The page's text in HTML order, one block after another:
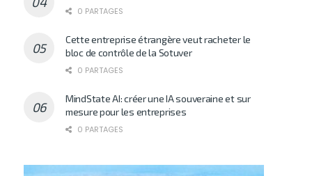
0 PARTAGES
Cette entreprise étrangère veut racheter le
bloc de contrôle de la Sotuver
0 PARTAGES
MindState AI: créer une IA souveraine et sur
mesure pour les entreprises
0 PARTAGES